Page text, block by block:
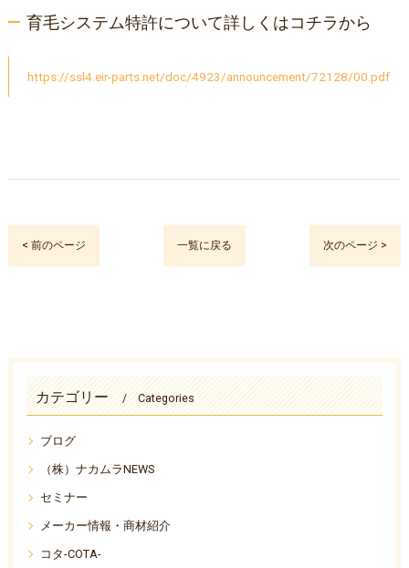
育毛システム特許について詳しくはコチラから
https://ssl4.eir-parts.net/doc/4923/announcement/72128/00.pdf
< 前のページ 一覧に戻る 次のページ >
カテゴリー Categories
ブログ
（株）ナカムラNEWS
セミナー
メーカー情報・商材紹介
コタ-COTA-